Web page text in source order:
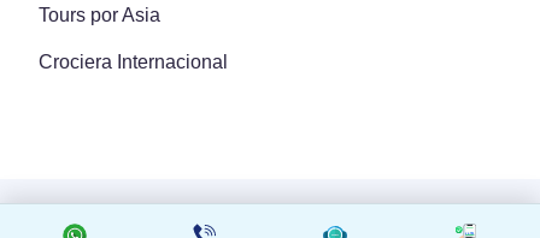
Tours por Asia
Crociera Internacional